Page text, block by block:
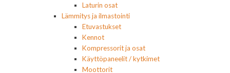
Laturin osat
Lämmitys ja ilmastointi
Etuvastukset
Kennot
Kompressorit ja osat
Käyttöpaneelit / kytkimet
Moottorit